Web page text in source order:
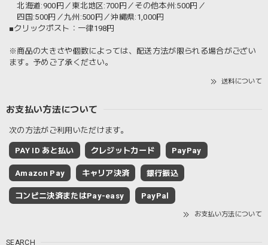
北海道:900円／東北地区:700円／その他本州:500円／
四国:500円／九州:500円／沖縄県:1,000円
■クリックポスト：一律198円
※商品の大きさや個数によっては、配送方法が限られる場合がござい
ます。予めご了承ください。
送料について
お支払い方法について
次の方法がご利用いただけます。
PAY ID あと払い クレジットカード PayPay
Amazon Pay キャリア決済 銀行振込
コンビニ決済またはPay-easy PayPal
お支払い方法について
SEARCH